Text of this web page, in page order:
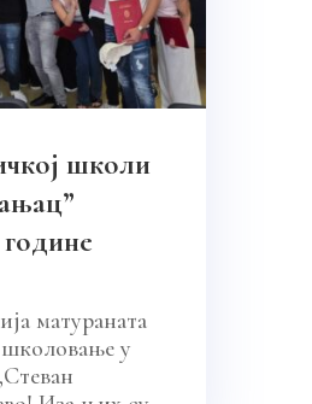
школи
матураната
школовање у